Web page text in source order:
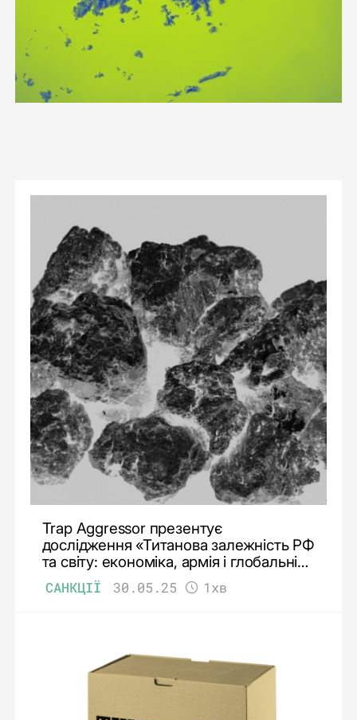
Trap Aggressor презентує
дослідження «Титанова залежність РФ
та світу: економіка, армія і глобальні
ризики»
САНКЦІЇ 30.05.25 1хв